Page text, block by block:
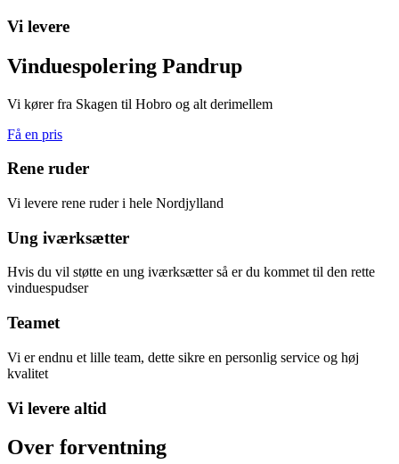
Vi levere
Vinduespolering Pandrup
Vi kører fra Skagen til Hobro og alt derimellem
Få en pris
Rene ruder
Vi levere rene ruder i hele Nordjylland
Ung iværksætter
Hvis du vil støtte en ung iværksætter så er du kommet til den rette
vinduespudser
Teamet
Vi er endnu et lille team, dette sikre en personlig service og høj
kvalitet
Vi levere altid
Over forventning